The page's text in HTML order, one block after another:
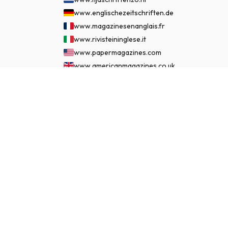
www.englischezeitschriften.de
www.magazinesenanglais.fr
www.rivisteininglese.it
www.papermagazines.com
www.americanmagazines.co.uk